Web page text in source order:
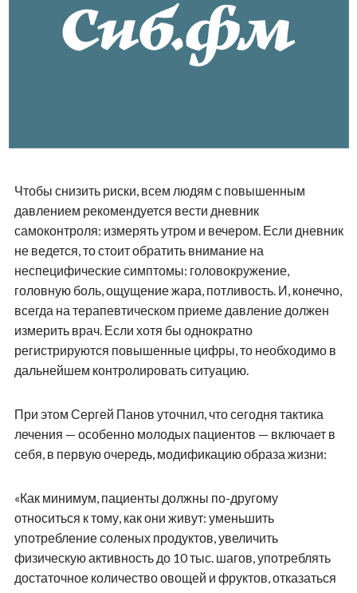
Чтобы снизить риски, всем людям с повышенным
давлением рекомендуется вести дневник
самоконтроля: измерять утром и вечером. Если дневник
не ведется, то стоит обратить внимание на
неспецифические симптомы: головокружение,
головную боль, ощущение жара, потливость. И, конечно,
всегда на терапевтическом приеме давление должен
измерить врач. Если хотя бы однократно
регистрируются повышенные цифры, то необходимо в
дальнейшем контролировать ситуацию.
При этом Сергей Панов уточнил, что сегодня тактика
лечения — особенно молодых пациентов — включает в
себя, в первую очередь, модификацию образа жизни:
«Как минимум, пациенты должны по-другому
относиться к тому, как они живут: уменьшить
употребление соленых продуктов, увеличить
физическую активность до 10 тыс. шагов, употреблять
достаточное количество овощей и фруктов, отказаться